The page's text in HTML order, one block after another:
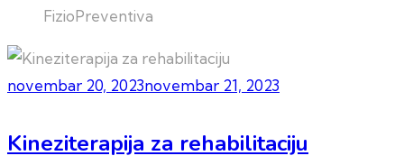
FizioPreventiva
novembar 20, 2023novembar 21, 2023
Kineziterapija za rehabilitaciju